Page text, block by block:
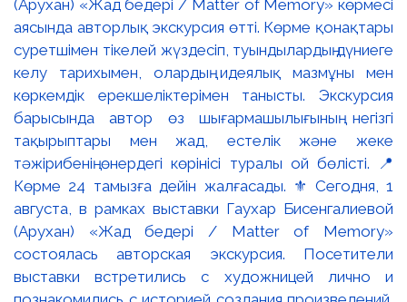
(Арухан) «Жад бедері / Matter of Memory» көрмесі
аясында авторлық экскурсия өтті. Көрме қонақтары
суретшімен тікелей жүздесіп, туындылардың дүниеге
келу тарихымен, олардың идеялық мазмұны мен
көркемдік ерекшеліктерімен танысты. Экскурсия
барысында автор өз шығармашылығының негізгі
тақырыптары мен жад, естелік және жеке
тәжірибенің өнердегі көрінісі туралы ой бөлісті. 📍
Көрме 24 тамызға дейін жалғасады. ⚜️ Сегодня, 1
августа, в рамках выставки Гаухар Бисенгалиевой
(Арухан) «Жад бедері / Matter of Memory»
состоялась авторская экскурсия. Посетители
выставки встретились с художницей лично и